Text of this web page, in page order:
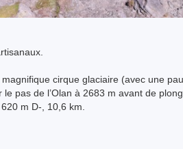
cirque glaciaire (avec une
pas de l’Olan à 2683 m avant de
m D-, 10,6 km.